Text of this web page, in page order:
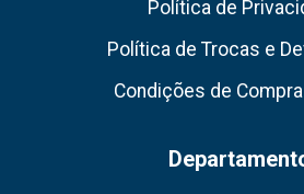
Política de
Política de Trocas e
Condições de